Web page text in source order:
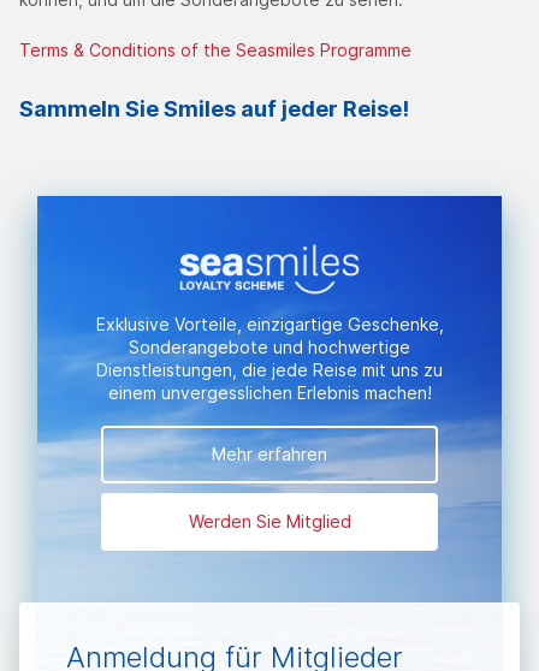
Terms & Conditions of the Seasmiles Programme
Sammeln Sie Smiles auf jeder Reise!
Exklusive Vorteile, einzigartige Geschenke,
Sonderangebote und hochwertige
Dienstleistungen, die jede Reise mit uns zu
einem unvergesslichen Erlebnis machen!
Mehr erfahren
Werden Sie Mitglied
Anmeldung für Mitglieder